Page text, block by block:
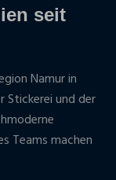
seit
Namur in
Stickerei und der
Teams machen